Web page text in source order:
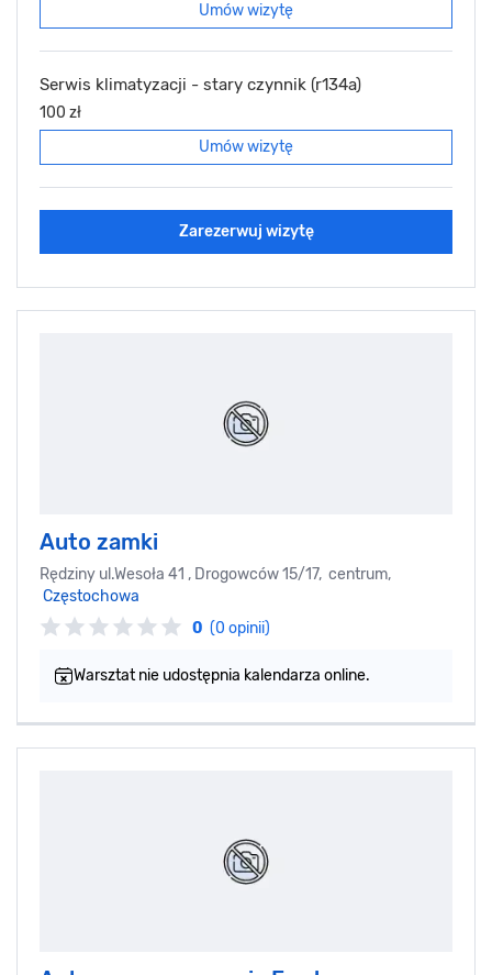
Umów wizytę
Serwis klimatyzacji - stary czynnik (r134a)
100 zł
Umów wizytę
Zarezerwuj wizytę
Auto zamki
Rędziny ul.Wesoła 41 , Drogowców 15/17, centrum,
Częstochowa
0 (0 opinii)
Warsztat nie udostępnia kalendarza online.